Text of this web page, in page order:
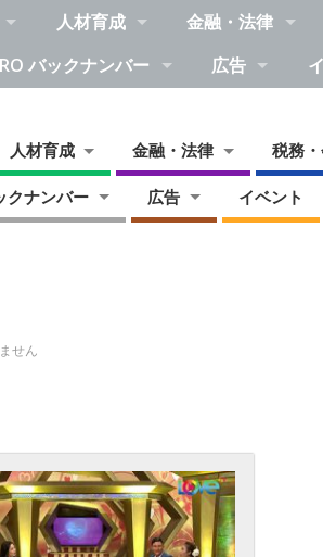
人材育成 金融・法律
バックナンバー 広告
人材育成 金融・法律 税務
クナンバー 広告 イベント
せん